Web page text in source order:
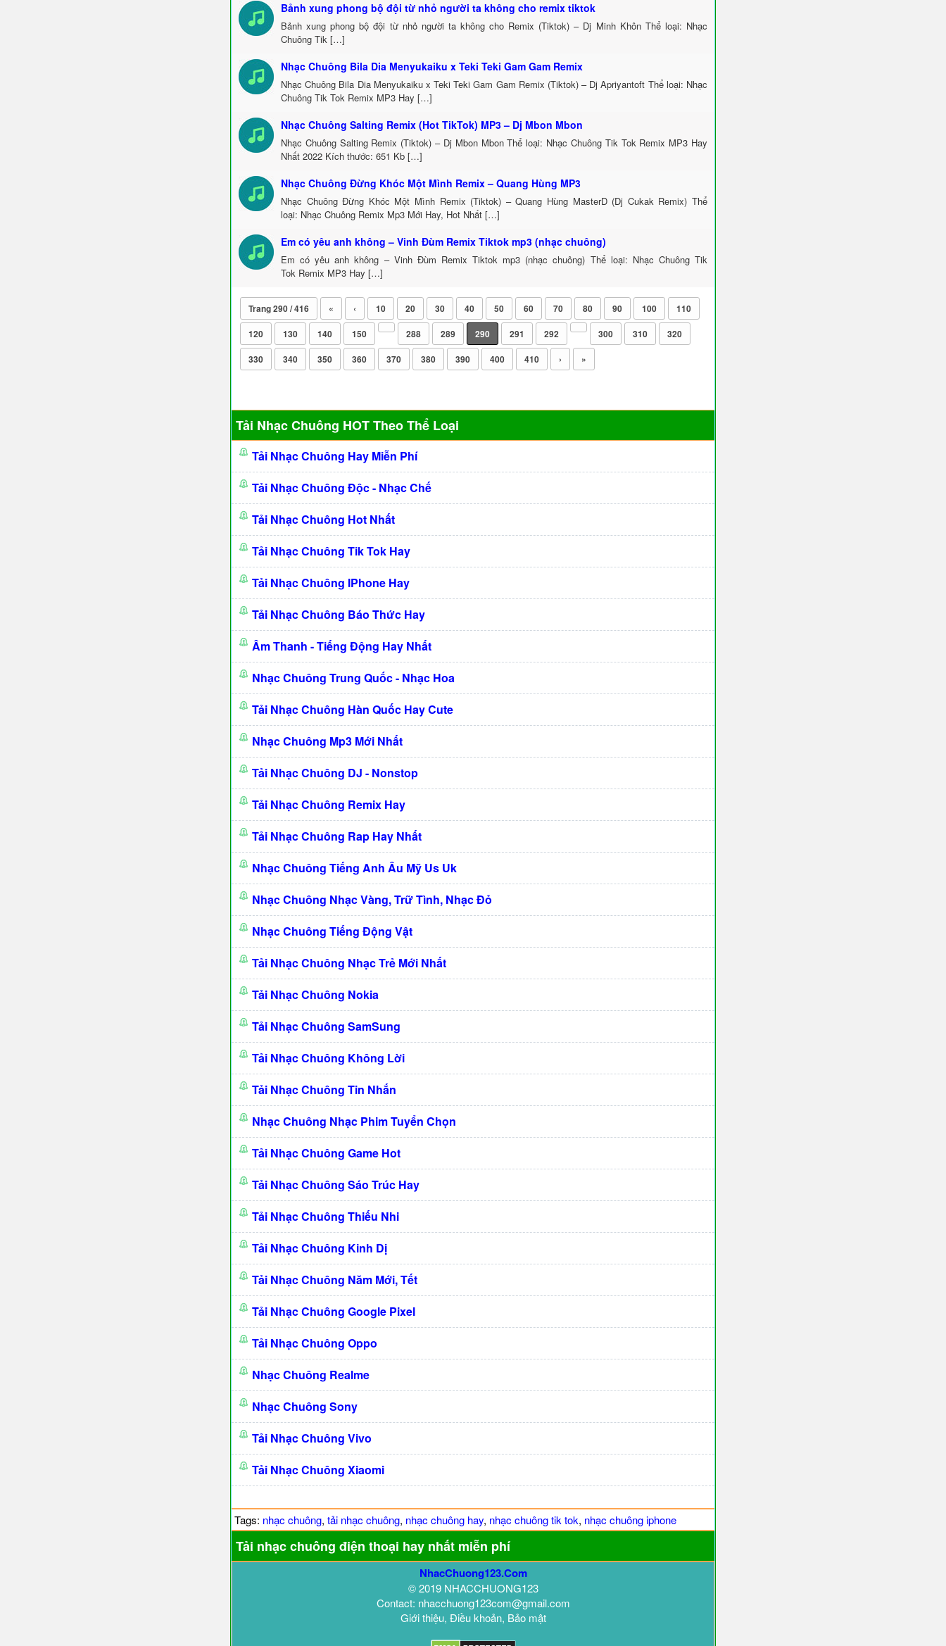
Bảnh xung phong bộ đội từ nhỏ người ta không cho remix tiktok
Bảnh xung phong bộ đội từ nhỏ người ta không cho Remix (Tiktok) – Dj Minh Khôn Thể loại: Nhạc
Chuông Tik […]
Nhạc Chuông Bila Dia Menyukaiku x Teki Teki Gam Gam Remix
Nhạc Chuông Bila Dia Menyukaiku x Teki Teki Gam Gam Remix (Tiktok) – Dj Apriyantoft Thể loại: Nhạc
Chuông Tik Tok Remix MP3 Hay […]
Nhạc Chuông Salting Remix (Hot TikTok) MP3 – Dj Mbon Mbon
Nhạc Chuông Salting Remix (Tiktok) – Dj Mbon Mbon Thể loại: Nhạc Chuông Tik Tok Remix MP3 Hay
Nhất 2022 Kích thước: 651 Kb […]
Nhạc Chuông Đừng Khóc Một Mình Remix – Quang Hùng MP3
Nhạc Chuông Đừng Khóc Một Mình Remix (Tiktok) – Quang Hùng MasterD (Dj Cukak Remix) Thể
loại: Nhạc Chuông Remix Mp3 Mới Hay, Hot Nhất […]
Em có yêu anh không – Vinh Đùm Remix Tiktok mp3 (nhạc chuông)
Em có yêu anh không – Vinh Đùm Remix Tiktok mp3 (nhạc chuông) Thể loại: Nhạc Chuông Tik
Tok Remix MP3 Hay […]
Trang 290 / 416 « ‹ 10 20 30 40 50 60 70 80 90 100
110
120
130 140 150 288 289 290 291 292 300 310
320
330
340 350 360 370 380 390 400 410 › »
Tải Nhạc Chuông HOT Theo Thể Loại
Tải Nhạc Chuông Hay Miễn Phí
Tải Nhạc Chuông Độc - Nhạc Chế
Tải Nhạc Chuông Hot Nhất
Tải Nhạc Chuông Tik Tok Hay
Tải Nhạc Chuông IPhone Hay
Tải Nhạc Chuông Báo Thức Hay
Âm Thanh - Tiếng Động Hay Nhất
Nhạc Chuông Trung Quốc - Nhạc Hoa
Tải Nhạc Chuông Hàn Quốc Hay Cute
Nhạc Chuông Mp3 Mới Nhất
Tải Nhạc Chuông DJ - Nonstop
Tải Nhạc Chuông Remix Hay
Tải Nhạc Chuông Rap Hay Nhất
Nhạc Chuông Tiếng Anh Âu Mỹ Us Uk
Nhạc Chuông Nhạc Vàng, Trữ Tình, Nhạc Đỏ
Nhạc Chuông Tiếng Động Vật
Tải Nhạc Chuông Nhạc Trẻ Mới Nhất
Tải Nhạc Chuông Nokia
Tải Nhạc Chuông SamSung
Tải Nhạc Chuông Không Lời
Tải Nhạc Chuông Tin Nhắn
Nhạc Chuông Nhạc Phim Tuyển Chọn
Tải Nhạc Chuông Game Hot
Tải Nhạc Chuông Sáo Trúc Hay
Tải Nhạc Chuông Thiếu Nhi
Tải Nhạc Chuông Kinh Dị
Tải Nhạc Chuông Năm Mới, Tết
Tải Nhạc Chuông Google Pixel
Tải Nhạc Chuông Oppo
Nhạc Chuông Realme
Nhạc Chuông Sony
Tải Nhạc Chuông Vivo
Tải Nhạc Chuông Xiaomi
Tags: nhạc chuông, tải nhạc chuông, nhạc chuông hay, nhạc chuông tik tok, nhạc chuông iphone
Tải nhạc chuông điện thoại hay nhất miễn phí
NhacChuong123.Com
© 2019 NHACCHUONG123
Contact: nhacchuong123com@gmail.com
Giới thiệu, Điều khoản, Bảo mật